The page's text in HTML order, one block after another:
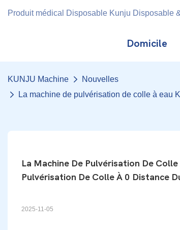
Produit médical Disposable Kunju Disposable
Domicile
KUNJU Machine
Nouvelles
La machine de pulvérisation de colle à eau
La Machine De Pulvérisation De
Pulvérisation De Colle À 0 Distance
2025-11-05